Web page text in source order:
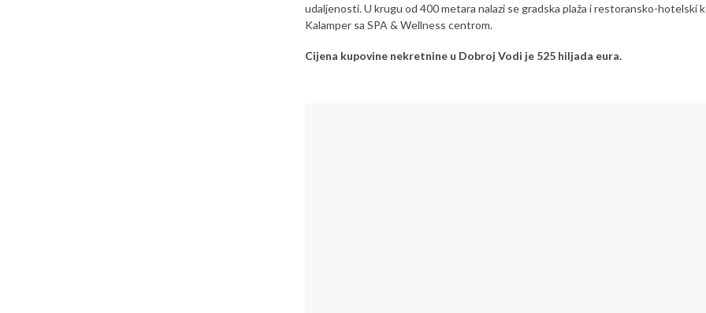
udaljenosti. U krugu od 400 metara nalazi se gradska plaža i restoransko-hotelski
Kalamper sa SPA & Wellness centrom.
Cijena kupovine nekretnine u Dobroj Vodi je 525 hiljada eura.